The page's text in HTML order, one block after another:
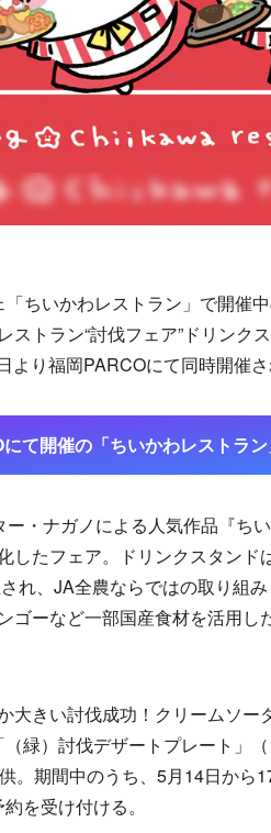
ちいかわレストラン」で開催中
トラン“討伐フェア”ドリンク
り福岡PARCOにて同時開催さ
にて開催の「ちいかわレストラ
・ナガノによる人気作品『ち
したフェア。ドリンクスタンド
れ、JA全農ならではの取り組
ゴーなど一部国産食材を活用し
きい討伐成功！クリームソー
緑）討伐デザートプレート」
。期間中のうち、5月14日から
を受け付ける。